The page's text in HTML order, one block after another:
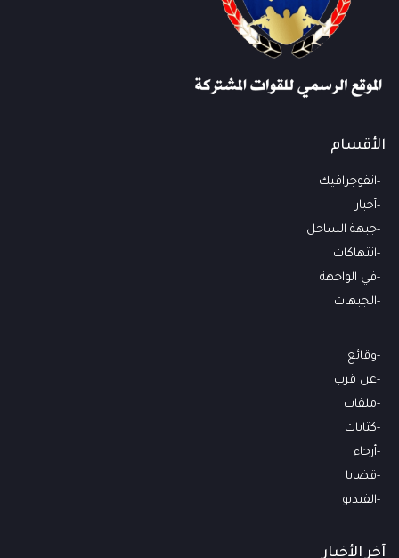
الأقسام
انفوجرافيك
أخبار
جبهة الساحل
انتهاكات
في الواجهة
الجبهات
وقائع
عن قرب
ملفات
كتابات
أرجاء
قضايا
الفيديو
آخر الأخبار